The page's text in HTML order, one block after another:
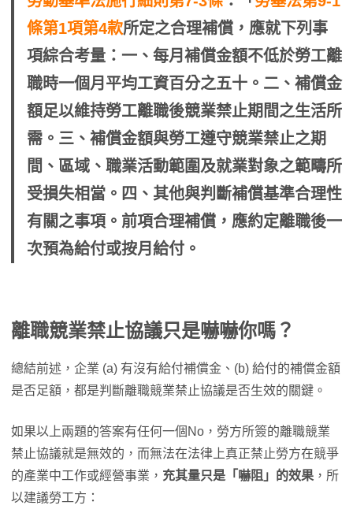
條第1項第4款所定之合理補償，應就下列事
項綜合考量：一、每月補償金額不低於勞工離
職時一個月平均工資百分之五十。二、補償金
額足以維持勞工離職後競業禁止期間之生活所
需。三、補償金額與勞工遵守競業禁止之期
間、區域、職業活動範圍及就業對象之範疇所
受損失相當。四、其他與判斷補償基準合理性
有關之事項。前項合理補償，應約定離職後一
次預為給付或按月給付。
離職競業禁止協議只是嚇嚇你嗎？
總結前述，企業 (a) 有沒有給付補償金、(b) 給付的補償金額
是否足額，都是判斷離職競業禁止協議是否生效的關鍵。
如果以上兩題的答案有任何一個No，勞方所簽的離職競業
禁止協議就是無效的，而無法在法律上真正禁止勞方在競爭
的產業中工作或經營事業， 充其量只是「嚇阻」的效果 ，所
以建議勞工方：